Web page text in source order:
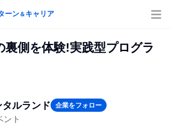
ーン＆キャリア
裏側を体験!実践型プログラ
ルランド 企業をフォロー
ント